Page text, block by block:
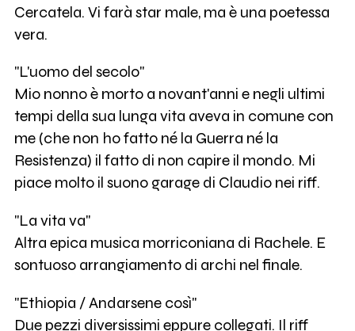
Cercatela. Vi farà star male, ma è una poetessa
vera.
"L'uomo del secolo"
Mio nonno è morto a novant'anni e negli ultimi
tempi della sua lunga vita aveva in comune con
me (che non ho fatto né la Guerra né la
Resistenza) il fatto di non capire il mondo. Mi
piace molto il suono garage di Claudio nei riff.
"La vita va"
Altra epica musica morriconiana di Rachele. E
sontuoso arrangiamento di archi nel finale.
"Ethiopia / Andarsene così"
Due pezzi diversissimi eppure collegati. Il riff